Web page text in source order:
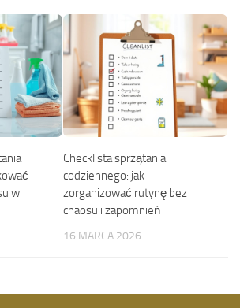
w
Checklista sprzątania
codziennego: jak
zorganizować rutynę bez
chaosu i zapomnień
16 MARCA 2026